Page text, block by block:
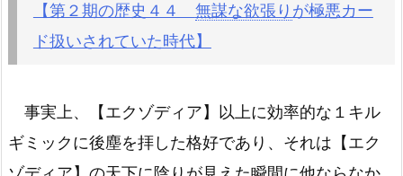
【第２期の歴史４４ 無謀な欲張り が極悪カー
ド扱いされていた時代】
事実上、【エクゾディア】以上に効率的な１キル
ギミックに後塵を拝した格好であり、それは【エク